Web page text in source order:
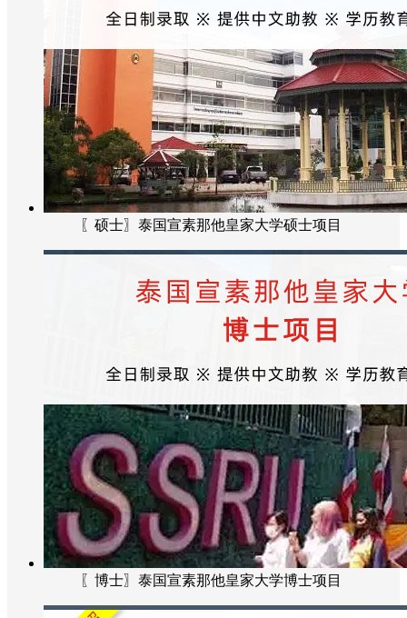
〖硕士〗泰国宣素那他皇家大学硕士项目
〖博士〗泰国宣素那他皇家大学博士项目